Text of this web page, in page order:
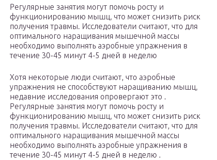
Регулярные занятия могут помочь росту и
функционированию мышц, что может снизить риск
получения травмы. Исследователи считают, что для
оптимального наращивания мышечной массы
необходимо выполнять аэробные упражнения в
течение 30-45 минут 4-5 дней в неделю
Хотя некоторые люди считают, что аэробные
упражнения не способствуют наращиванию мышц,
недавние исследования опровергают это .
Регулярные занятия могут помочь росту и
функционированию мышц, что может снизить риск
получения травмы. Исследователи считают, что для
оптимального наращивания мышечной массы
необходимо выполнять аэробные упражнения в
течение 30-45 минут 4-5 дней в неделю .